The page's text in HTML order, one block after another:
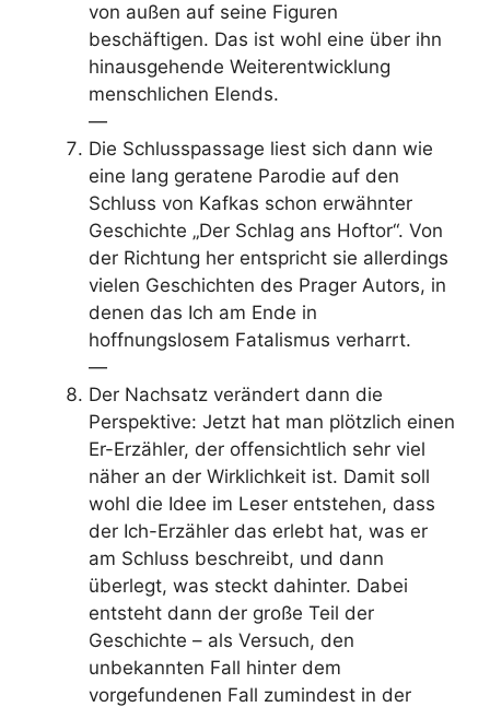
von außen auf seine Figuren
beschäftigen. Das ist wohl eine über ihn
hinausgehende Weiterentwicklung
menschlichen Elends.
—
Die Schlusspassage liest sich dann wie
eine lang geratene Parodie auf den
Schluss von Kafkas schon erwähnter
Geschichte „Der Schlag ans Hoftor“. Von
der Richtung her entspricht sie allerdings
vielen Geschichten des Prager Autors, in
denen das Ich am Ende in
hoffnungslosem Fatalismus verharrt.
—
Der Nachsatz verändert dann die
Perspektive: Jetzt hat man plötzlich einen
Er-Erzähler, der offensichtlich sehr viel
näher an der Wirklichkeit ist. Damit soll
wohl die Idee im Leser entstehen, dass
der Ich-Erzähler das erlebt hat, was er
am Schluss beschreibt, und dann
überlegt, was steckt dahinter. Dabei
entsteht dann der große Teil der
Geschichte – als Versuch, den
unbekannten Fall hinter dem
vorgefundenen Fall zumindest in der